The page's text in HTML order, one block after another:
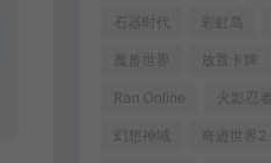
石器时代 彩虹岛
魔兽世界 放置卡牌
Ran Online 火影忍者
幻想神域 奇迹世界2